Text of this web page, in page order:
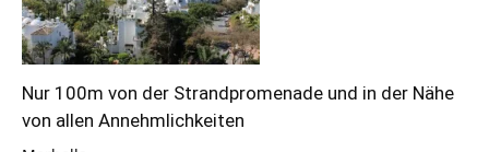
Nur 100m von der Strandpromenade und in der Nähe
von allen Annehmlichkeiten